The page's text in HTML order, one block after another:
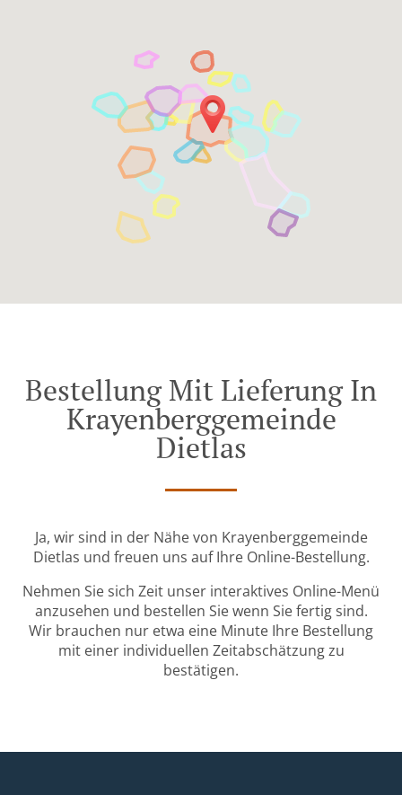
Bestellung Mit Lieferung In
Krayenberggemeinde
Dietlas
Ja, wir sind in der Nähe von Krayenberggemeinde
Dietlas und freuen uns auf Ihre Online-Bestellung.
Nehmen Sie sich Zeit unser interaktives Online-Menü
anzusehen und bestellen Sie wenn Sie fertig sind.
Wir brauchen nur etwa eine Minute Ihre Bestellung
mit einer individuellen Zeitabschätzung zu
bestätigen.